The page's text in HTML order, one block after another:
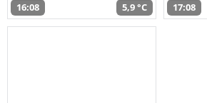
16:08 5,9 °C 17:08